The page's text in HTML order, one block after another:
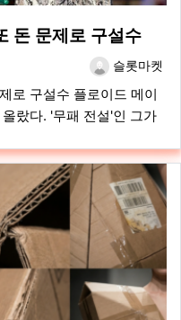
돈 문제로 구설수
등록자슬롯마켓
로 구설수 플로이드 메이
랐다. '무패 전설'인 그가